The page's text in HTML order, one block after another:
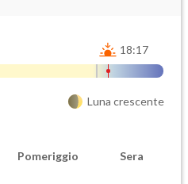
18:17
Luna crescente
Pomeriggio Sera